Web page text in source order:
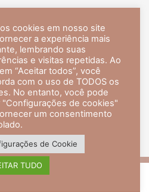
pela UFRJ.
pela UFRJ, tendo
em 2007.
Brasileira de Dermatologia,
de especialista.
mais +
cookies em nosso site
a experiência mais
lembrando suas
e visitas repetidas. Ao
“Aceitar todos”, você
com o uso de TODOS os
No entanto, você pode
"Configurações de cookies"
um consentimento
de Cookie
TUDO